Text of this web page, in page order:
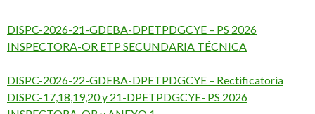
DISPC-2026-21-GDEBA-DPETPDGCYE – PS 2026
INSPECTORA-OR ETP SECUNDARIA TÉCNICA
DISPC-2026-22-GDEBA-DPETPDGCYE – Rectificatoria
DISPC-17,18,19,20 y 21-DPETPDGCYE- PS 2026